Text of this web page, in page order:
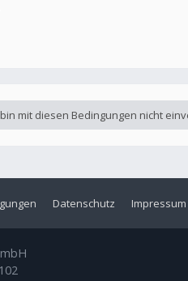
Impressum
Datenschutz